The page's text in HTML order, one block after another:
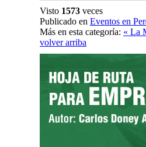
Visto 1573 veces
Publicado en Eventos en
Más en esta categoría: « La
volver arriba